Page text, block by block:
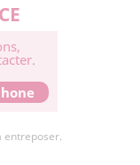
entreposer.